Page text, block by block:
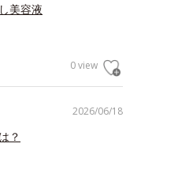
美容液
0 view
2026/06/18
？